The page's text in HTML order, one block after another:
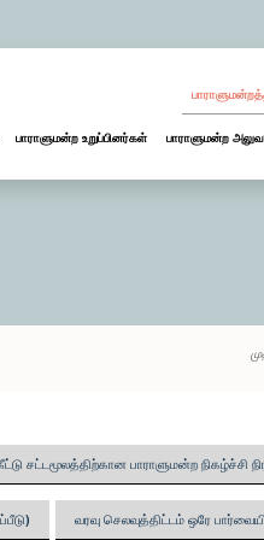
பாராளுமன்ற உறுப்பினர்கள் பாராளுமன்ற
சட்டமூலத்திற்கான பாராளுமன்ற நிகழ்ச்சி
வரவு செலவுத்திட்டம் ஒரே